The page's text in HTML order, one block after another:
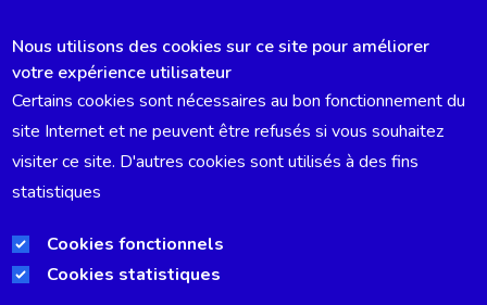
DÉCLARATION ACCESSIBILITÉ
EMPLOIS
TRANSPARENCE ET GOUVERNANCE
Nous utilisons des cookies sur ce site pour améliorer
votre expérience utilisateur
Certains cookies sont nécessaires au bon fonctionnement du
site Internet et ne peuvent être refusés si vous souhaitez
visiter ce site. D'autres cookies sont utilisés à des fins
statistiques
Cookies fonctionnels
Cookies statistiques